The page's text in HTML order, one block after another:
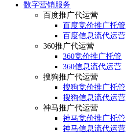
数字营销服务
百度推广代运营
百度竞价推广托管
百度信息流代运营
360推广代运营
360竞价推广托管
360信息流代运营
搜狗推广代运营
搜狗竞价推广托管
搜狗信息流代运营
神马推广代运营
神马竞价推广托管
神马信息流代运营